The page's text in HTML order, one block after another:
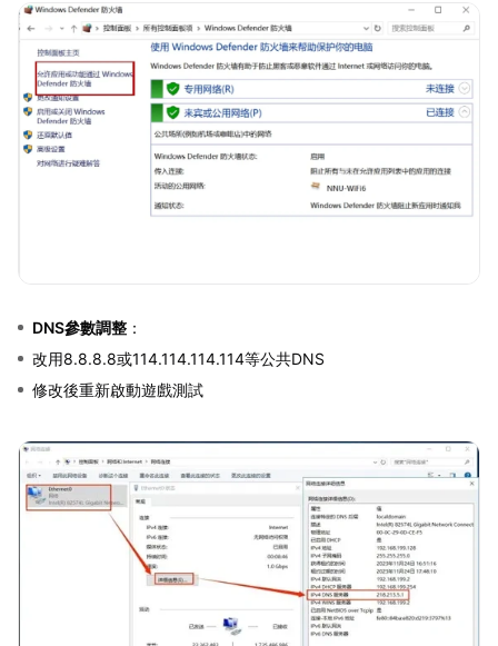
DNS參數調整 ：
改用8.8.8.8或114.114.114.114等公共DNS
修改後重新啟動遊戲測試